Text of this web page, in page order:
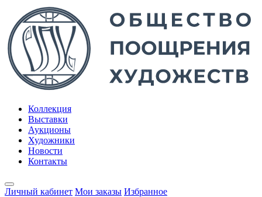
Коллекция
Выставки
Аукционы
Художники
Новости
Контакты
Личный кабинет Мои заказы Избранное